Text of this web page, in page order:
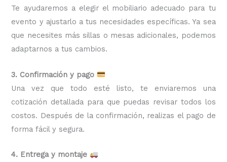
Te ayudaremos a elegir el mobiliario adecuado para tu
evento y ajustarlo a tus necesidades específicas. Ya sea
que necesites más sillas o mesas adicionales, podemos
adaptarnos a tus cambios.
3. Confirmación y pago
Una vez que todo esté listo, te enviaremos una
cotización detallada para que puedas revisar todos los
costos. Después de la confirmación, realizas el pago de
forma fácil y segura.
4. Entrega y montaje